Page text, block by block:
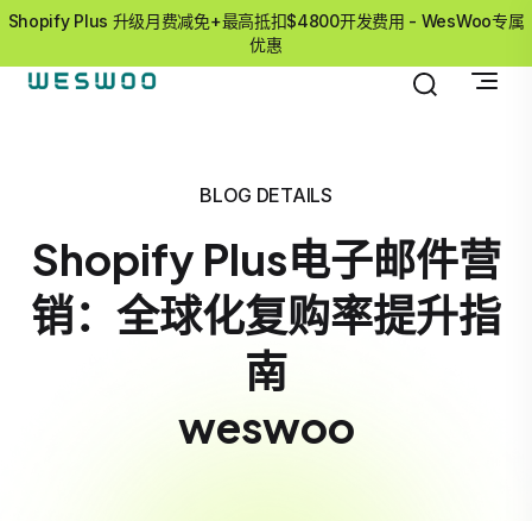
Shopify Plus 升级月费减免+最高抵扣$4800开发费用 - WesWoo专属
优惠
BLOG DETAILS
Shopify Plus电子邮件营
销：全球化复购率提升指
南
weswoo